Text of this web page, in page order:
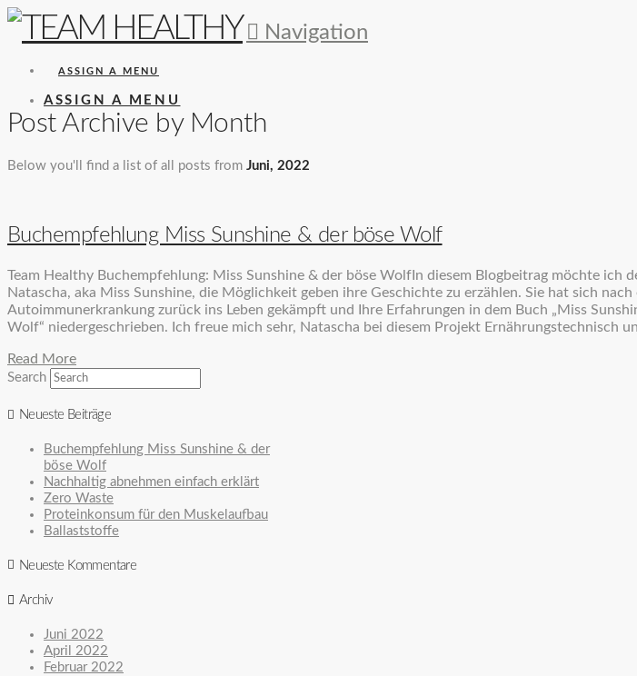
Navigation
ASSIGN A MENU
ASSIGN A MENU
Post Archive by Month
Below you'll find a list of all posts from Juni, 2022
Buchempfehlung Miss Sunshine & der böse Wolf
Team Healthy Buchempfehlung: Miss Sunshine & der böse WolfIn diesem Blogbeitrag möchte ich
Natascha, aka Miss Sunshine, die Möglichkeit geben ihre Geschichte zu erzählen. Sie hat sich
Autoimmunerkrankung zurück ins Leben gekämpft und Ihre Erfahrungen in dem Buch „Miss
Wolf“ niedergeschrieben. Ich freue mich sehr, Natascha bei diesem Projekt Ernährungstechnisch
Read More
Search
Neueste Beiträge
Buchempfehlung Miss Sunshine & der
böse Wolf
Nachhaltig abnehmen einfach erklärt
Zero Waste
Proteinkonsum für den Muskelaufbau
Ballaststoffe
Neueste Kommentare
Archiv
Juni 2022
April 2022
Februar 2022